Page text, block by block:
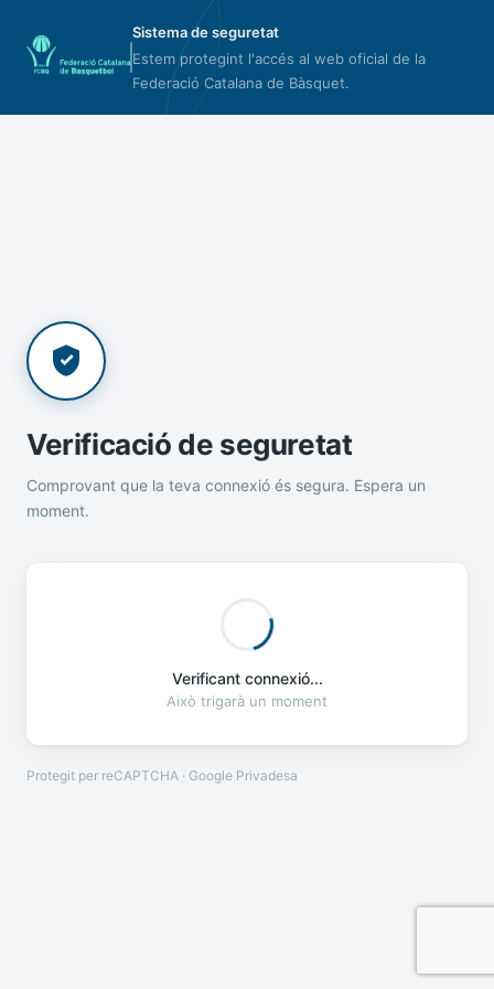
Sistema de seguretat
Estem protegint l'accés al web oficial de la
Federació Catalana de Bàsquet.
Verificació de seguretat
Comprovant que la teva connexió és segura. Espera un
moment.
Verificant connexió...
Això trigarà un moment
Protegit per reCAPTCHA · Google Privadesa